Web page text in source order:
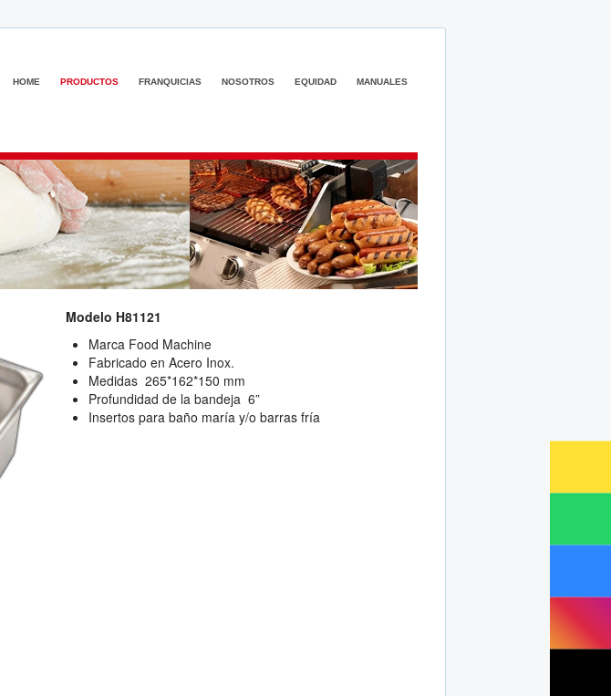
HOME PRODUCTOS FRANQUICIAS NOSOTROS EQUIDAD MANUALES
Modelo H81121
Marca Food Machine
Fabricado en Acero Inox.
Medidas 265*162*150 mm
Profundidad de la bandeja 6”
Insertos para baño maría y/o barras fría